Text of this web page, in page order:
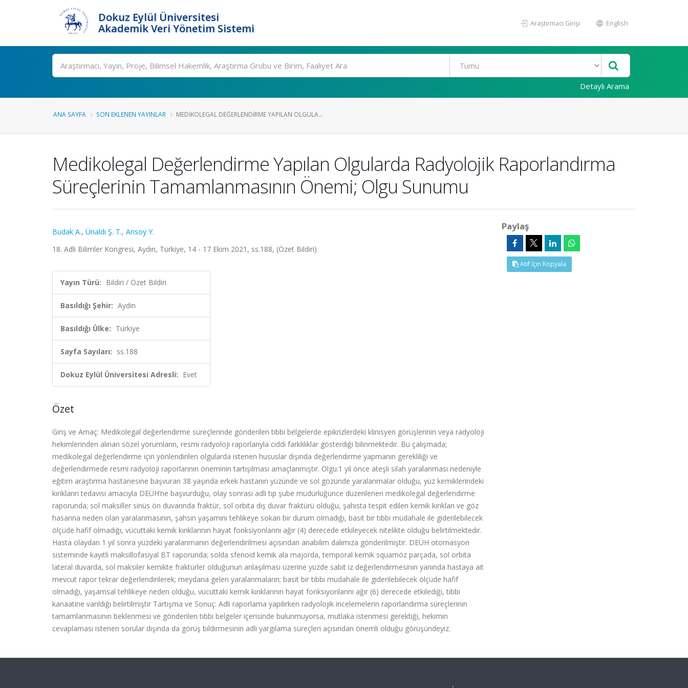
Dokuz Eylül Üniversitesi
Akademik Veri Yönetim Sistemi
Araştırmacı Girişi English
Ara
Detaylı Arama
ANA SAYFA SON EKLENEN YAYINLAR MEDIKOLEGAL DEĞERLENDIRME YAPILAN OLGULA...
Medikolegal Değerlendirme Yapılan Olgularda Radyolojik Raporlandırma
Süreçlerinin Tamamlanmasının Önemi; Olgu Sunumu
Budak A., Ünaldı Ş. T., Arısoy Y.
18. Adli Bilimler Kongresi, Aydın, Türkiye, 14 - 17 Ekim 2021, ss.188, (Özet Bildiri)
Yayın Türü: Bildiri / Özet Bildiri
Basıldığı Şehir: Aydın
Basıldığı Ülke: Türkiye
Sayfa Sayıları: ss.188
Dokuz Eylül Üniversitesi Adresli: Evet
Özet
Giriş ve Amaç: Medikolegal değerlendirme süreçlerinde gönderilen tıbbi belgelerde epikrizlerdeki klinisyen görüşlerinin veya radyoloji
hekimlerinden alınan sözel yorumların, resmi radyoloji raporlarıyla ciddi farklılıklar gösterdiği bilinmektedir. Bu çalışmada;
medikolegal değerlendirme için yönlendirilen olgularda istenen hususlar dışında değerlendirme yapmanın gerekliliği ve
değerlendirmede resmi radyoloji raporlarının öneminin tartışılması amaçlanmıştır. Olgu:1 yıl önce ateşli silah yaralanması nedeniyle
eğitim araştırma hastanesine başvuran 38 yaşında erkek hastanın yüzünde ve sol gözünde yaralanmalar olduğu, yüz kemiklerindeki
kırıkların tedavisi amacıyla DEÜH’ne başvurduğu, olay sonrası adli tıp şube müdürlüğünce düzenlenen medikolegal değerlendirme
raporunda; sol maksiller sinüs ön duvarında fraktür, sol orbita dış duvar fraktürü olduğu, şahısta tespit edilen kemik kırıkları ve göz
hasarına neden olan yaralanmasının, şahsın yaşamını tehlikeye sokan bir durum olmadığı, basit bir tıbbi müdahale ile giderilebilecek
ölçüde hafif olmadığı, vücuttaki kemik kırıklarının hayat fonksiyonlarını ağır (4) derecede etkileyecek nitelikte olduğu belirtilmektedir.
Hasta olaydan 1 yıl sonra yüzdeki yaralanmanın değerlendirilmesi açısından anabilim dalımıza gönderilmiştir. DEÜH otomasyon
sisteminde kayıtlı maksillofasiyal BT raporunda; solda sfenoid kemik ala majorda, temporal kemik squamöz parçada, sol orbita
lateral duvarda, sol maksiler kemikte fraktürler olduğunun anlaşılması üzerine yüzde sabit iz değerlendirmesinin yanında hastaya ait
mevcut rapor tekrar değerlendirilerek; meydana gelen yaralanmaların; basit bir tıbbi müdahale ile giderilebilecek ölçüde hafif
olmadığı, yaşamsal tehlikeye neden olduğu, vücuttaki kemik kırıklarının hayat fonksiyonlarını ağır (6) derecede etkilediği, tıbbi
kanaatine varıldığı belirtilmiştir Tartışma ve Sonuç: Adli raporlama yapılırken radyolojik incelemelerin raporlandırma süreçlerinin
tamamlanmasının beklenmesi ve gönderilen tıbbi belgeler içerisinde bulunmuyorsa, mutlaka istenmesi gerektiği, hekimin
cevaplaması istenen sorular dışında da görüş bildirmesinin adli yargılama süreçleri açısından önemli olduğu görüşündeyiz.
Paylaş
Atıf İçin Kopyala